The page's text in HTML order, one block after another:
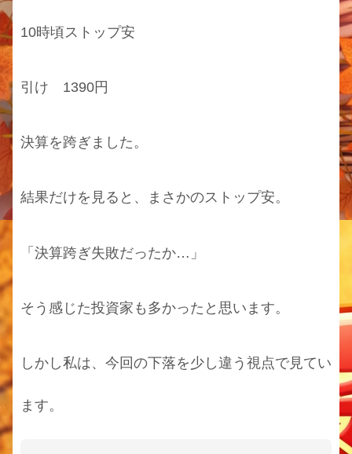
10時頃ストップ安
引け 1390円
決算を跨ぎました。
結果だけを見ると、まさかのストップ安。
「決算跨ぎ失敗だったか…」
そう感じた投資家も多かったと思います。
しかし私は、今回の下落を少し違う視点で見てい
ます。